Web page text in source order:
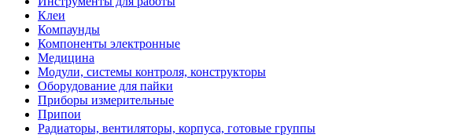
Клеи
Компаунды
Компоненты электронные
Медицина
Модули, системы контроля, конструкторы
Оборудование для пайки
Приборы измерительные
Припои
Радиаторы, вентиляторы, корпуса, готовые группы